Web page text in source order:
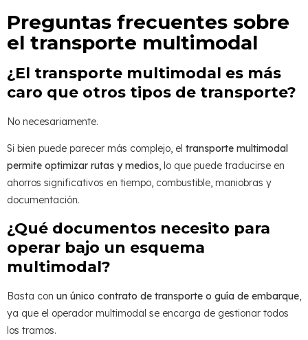
Preguntas frecuentes sobre
el transporte multimodal
¿El transporte multimodal es más
caro que otros tipos de transporte?
No necesariamente.
Si bien puede parecer más complejo, el transporte multimodal
permite optimizar rutas y medios, lo que puede traducirse en
ahorros significativos en tiempo, combustible, maniobras y
documentación.
¿Qué documentos necesito para
operar bajo un esquema
multimodal?
Basta con un único contrato de transporte o guía de embarque
ya que el operador multimodal se encarga de gestionar todos
los tramos.